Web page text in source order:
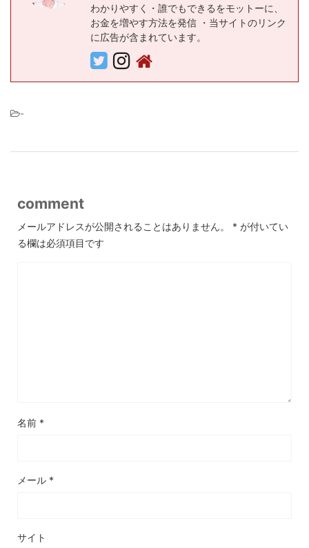
わかりやすく・誰でもできるをモットーに、
お金を増やす方法を発信 ・当サイトのリンク
に広告が含まれています。
-
comment
メールアドレスが公開されることはありません。 * が付いてい
る欄は必須項目です
名前 *
メール *
サイト